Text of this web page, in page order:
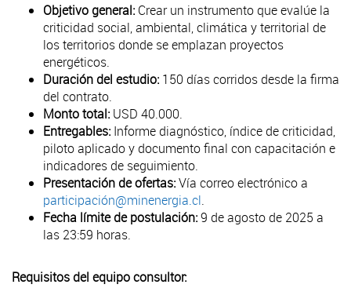
Objetivo general: Crear un instrumento que evalúe la
criticidad social, ambiental, climática y territorial de
los territorios donde se emplazan proyectos
energéticos.
Duración del estudio: 150 días corridos desde la firma
del contrato.
Monto total: USD 40.000.
Entregables: Informe diagnóstico, índice de criticidad,
piloto aplicado y documento final con capacitación e
indicadores de seguimiento.
Presentación de ofertas:Vía correo electrónico a
participación@minenergia.cl.
Fecha límite de postulación:9 de agosto de 2025 a
las 23:59 horas.
Requisitos del equipo consultor: